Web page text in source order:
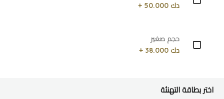
دك 50.000 +
حجم صغير
دك 38.000 +
اختر بطاقة التهنئة